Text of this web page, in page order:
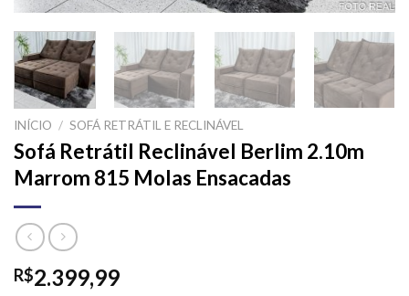
INÍCIO / SOFÁ RETRÁTIL E RECLINÁVEL
Sofá Retrátil Reclinável Berlim 2.10m
Marrom 815 Molas Ensacadas
R$2.399,99